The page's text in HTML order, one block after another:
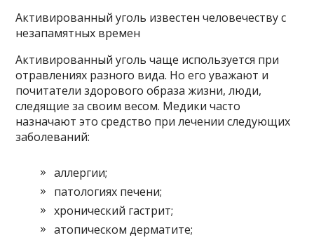
Активированный уголь известен человечеству с
незапамятных времен
Активированный уголь чаще используется при
отравлениях разного вида. Но его уважают и
почитатели здорового образа жизни, люди,
следящие за своим весом. Медики часто
назначают это средство при лечении следующих
заболеваний:
аллергии;
патологиях печени;
хронический гастрит;
атопическом дерматите;